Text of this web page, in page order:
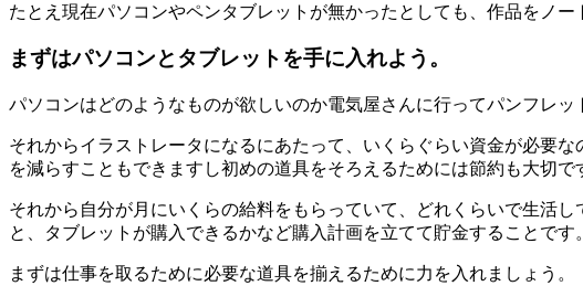
たとえ現在パソコンやペンタブレットが無かったとしても、作品をノ
まずはパソコンとタブレットを手に入れよう。
パソコンはどのようなものが欲しいのか電気屋さんに行ってパンフレッ
それからイラストレータになるにあたって、いくらぐらい資金が必要
を減らすこともできますし初めの道具をそろえるためには節約も大切で
それから自分が月にいくらの給料をもらっていて、どれくらいで生活
と、タブレットが購入できるかなど購入計画を立てて貯金することです。
まずは仕事を取るために必要な道具を揃えるために力を入れましょう。